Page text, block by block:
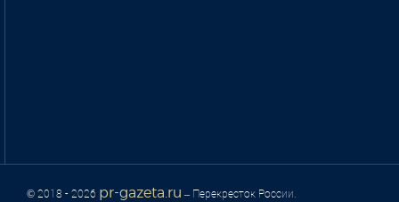
© 2018 - 2026 pr-gazeta.ru – Перекресток России.